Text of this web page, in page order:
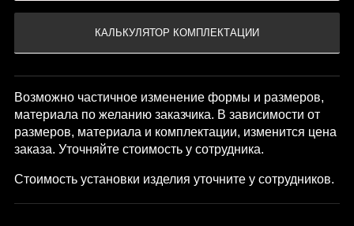
Возможно частичное изменение формы и размеров,
материала по желанию заказчика. В зависимости от
размеров, материала и комплектации, изменится цена
заказа. Уточняйте стоимость у сотрудника.
Стоимость установки изделия уточните у сотрудников.